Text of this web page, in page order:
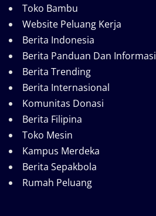
Toko Bambu
Website Peluang Kerja
Berita Indonesia
Berita Panduan Dan Informasi
Berita Trending
Berita Internasional
Komunitas Donasi
Berita Filipina
Toko Mesin
Kampus Merdeka
Berita Sepakbola
Rumah Peluang